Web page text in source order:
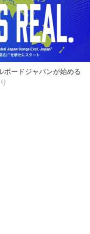
ボードジャパンが始める